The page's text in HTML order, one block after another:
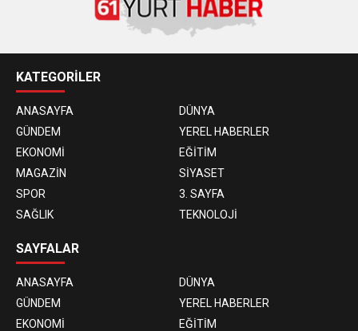
KATEGORİLER
ANASAYFA
DÜNYA
GÜNDEM
YEREL HABERLER
EKONOMİ
EĞİTİM
MAGAZİN
SİYASET
SPOR
3. SAYFA
SAĞLIK
TEKNOLOJİ
SAYFALAR
ANASAYFA
DÜNYA
GÜNDEM
YEREL HABERLER
EKONOMİ
EĞİTİM